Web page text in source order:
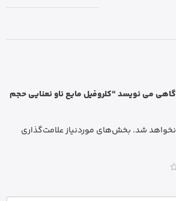
می نویسد “کلروفیل مایع ناو نعنایی حجم
شد. بخش‌های موردنیاز علامت‌گذاری